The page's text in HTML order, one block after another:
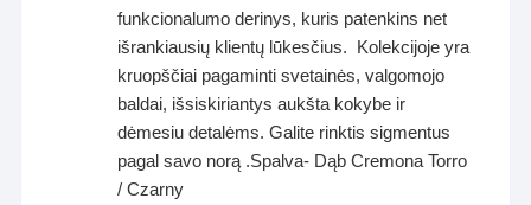
funkcionalumo derinys, kuris patenkins net
išrankiausių klientų lūkesčius. Kolekcijoje yra
kruopščiai pagaminti svetainės, valgomojo
baldai, išsiskiriantys aukšta kokybe ir
dėmesiu detalėms. Galite rinktis sigmentus
pagal savo norą .Spalva- Dąb Cremona Torro
/ Czarny